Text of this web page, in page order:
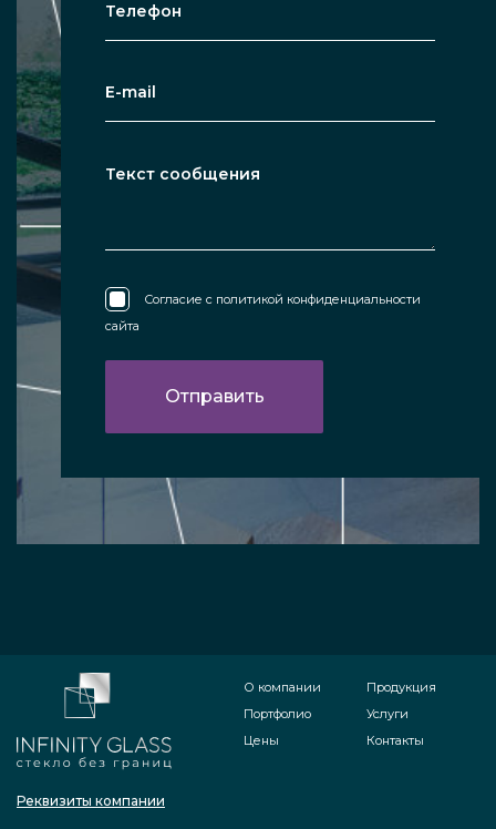
Согласие с политикой конфиденциальности
сайта
Реквизиты компании
О компании
Портфолио
Цены
Продукция
Услуги
Контакты